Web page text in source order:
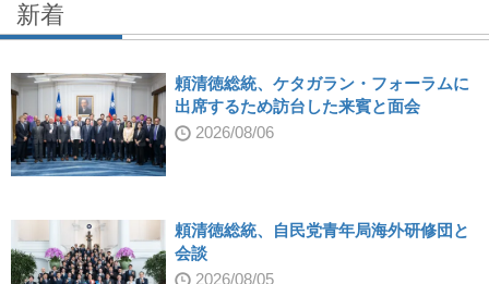
新着
頼清徳総統、ケタガラン・フォーラムに
出席するため訪台した来賓と面会
2026/08/06
頼清徳総統、自民党青年局海外研修団と
会談
2026/08/05